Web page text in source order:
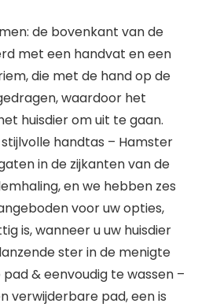
de bovenkant van de
met een handvat en een
die met de hand op de
waardoor het
huisdier om uit te gaan.
handtas – Hamster
in de zijkanten van de
en we hebben zes
voor uw opties,
is, wanneer u uw huisdier
ster in de menigte
& eenvoudig te wassen –
verwijderbare pad, een is